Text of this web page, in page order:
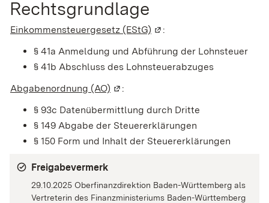
Rechtsgrundlage
Einkommensteuergesetz (EStG) (Wird in einem neuen
:
§ 41a Anmeldung und Abführung der Lohnsteuer
§ 41b Abschluss des Lohnsteuerabzuges
Abgabenordnung (AO) (Wird in einem neuen Fenster
:
§ 93c Datenübermittlung durch Dritte
§ 149 Abgabe der Steuererklärungen
§ 150 Form und Inhalt der Steuererklärungen
Freigabevermerk
29.10.2025 Oberfinanzdirektion Baden-Württemberg als
Vertreterin des Finanzministeriums Baden-Württemberg